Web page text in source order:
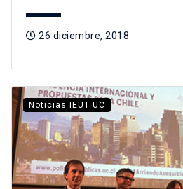
26 diciembre, 2018
Noticias IEUT UC